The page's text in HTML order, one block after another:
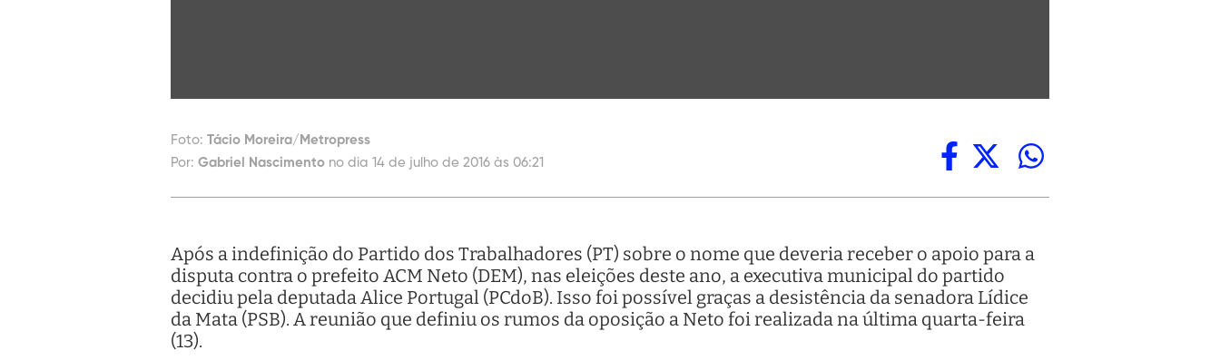
Foto: Tácio Moreira/Metropress
Por: Gabriel Nascimento no dia 14 de julho de 2016 às 06:21
Após a indefinição do Partido dos Trabalhadores (PT) sobre o nome que deveria receber o apoio para a
disputa contra o prefeito ACM Neto (DEM), nas eleições deste ano, a executiva municipal do partido
decidiu pela deputada Alice Portugal (PCdoB). Isso foi possível graças a desistência da senadora Lídice
da Mata (PSB). A reunião que definiu os rumos da oposição a Neto foi realizada na última quarta-feira
(13).